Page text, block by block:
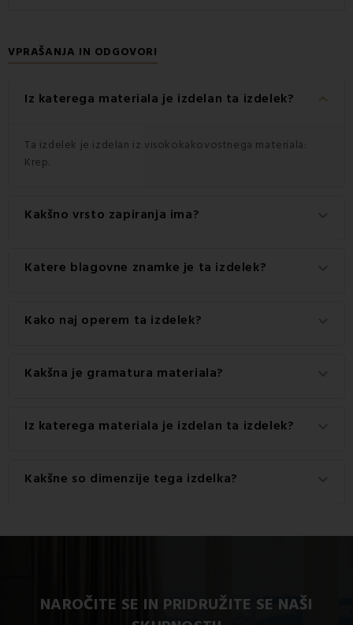
VPRAŠANJA IN ODGOVORI
Iz katerega materiala je izdelan ta izdelek? keyboard_arrow_down
Ta izdelek je izdelan iz visokokakovostnega materiala:
Krep.
Kakšno vrsto zapiranja ima?
Ta izdelek ima priročno zapiranje na Gumbi.
Katere blagovne znamke je ta izdelek?
To je avtentičen izdelek blagovne znamke EMI.
Kako naj operem ta izdelek?
Za najboljše rezultate priporočamo pranje tega izdelka pri
Kakšna je gramatura materiala?
Gramatura materiala, uporabljenega za ta izdelek, je 140
Iz katerega materiala je izdelan ta izdelek?
Ta izdelek je izdelan iz visokokakovostnega materiala: 100
Kakšne so dimenzije tega izdelka?
NAROČITE SE IN PRIDRUŽITE SE NAŠI